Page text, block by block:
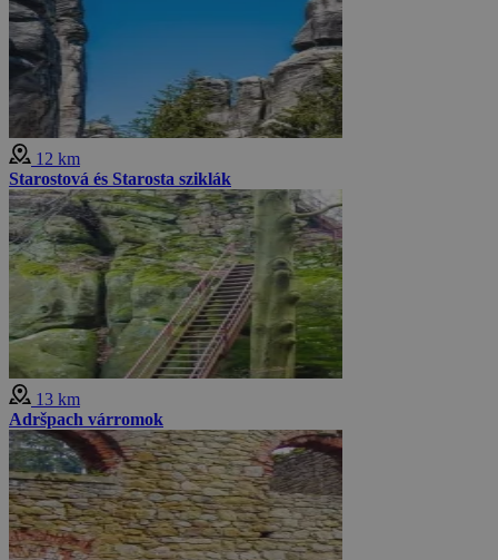
12 km
Starostová és Starosta sziklák
13 km
Adršpach várromok